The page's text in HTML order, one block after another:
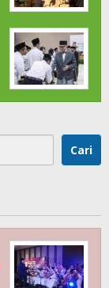
Cari